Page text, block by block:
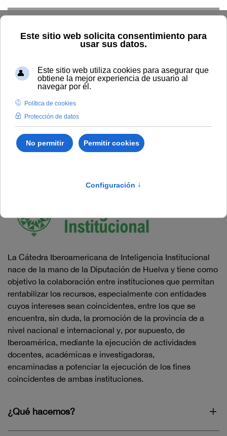
Home Investigación Cátedras
Iberoamericana
Inteligencia Institucional
Cátedra Iberoamericana
Inteligencia Institucional
La Cátedra Iberoamericana de Inteligencia Institucional
nace de la mano de la Diputación de Huelva y tiene como
objetivo la colaboración entre instituciones que permitan
rentabilizar los recursos, especialmente con entidades
cuyos intereses sean coincidentes, entre los que se
encuentra, sin duda, la promoción de la provincia de a
nivel nacional e internacional y, por supuesto, de
Iberoamérica, mediante la ejecución de actividades
docentes, académicas e investigadoras,
encaminadas a potenciar la ejecución de los fines
coincidentes de ambas instituciones.
¿Qué hacemos?